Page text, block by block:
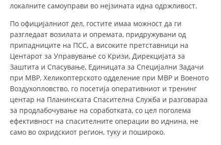
ПРОЕКТИ – ПОДГОТВЕНОСТ И ДЕЈСТВУВАЊЕ ПРИ КАТАСТРОФИ
ОДНОСИ СО ЈАВНОСТ
ИСТРАЖУВАЊЕ НА ЈАВНО МИСЛЕЊЕ
МЕЃУНАРОДНА СОРАБОТКА
ЗНАЧЕЊЕ НА СЛУЖБАТА ЗА БАРАЊЕ
ФОРМУЛАРИ ЗА БАРАЊА
ЗДРАВСТВЕНО ПРЕВЕНТИВНА ДЕЈНОСТ
ПРВА ПОМОШ
локалните самоуправи во нејзината идна одржливост.
По официјалниот дел, гостите имаа можност да ги
разгледаат возилата и опремата, придружувани од
припадниците на ПСС, а високите претставници на
Центарот за Управување со Кризи, Дирекцијата за
Заштита и Спасување, Единицата за Специјални Задачи
при МВР, Хеликоптерското одделение при МВР и Военото
Воздухопловство, го посетија оперативниот и тренинг
центар на Планинската Спасителна Служба и разговараа
за продлабочување на соработката, со цел поголема
ефективност на спасителните операции во иднина, не
само во охридскиот регион, туку и пошироко.